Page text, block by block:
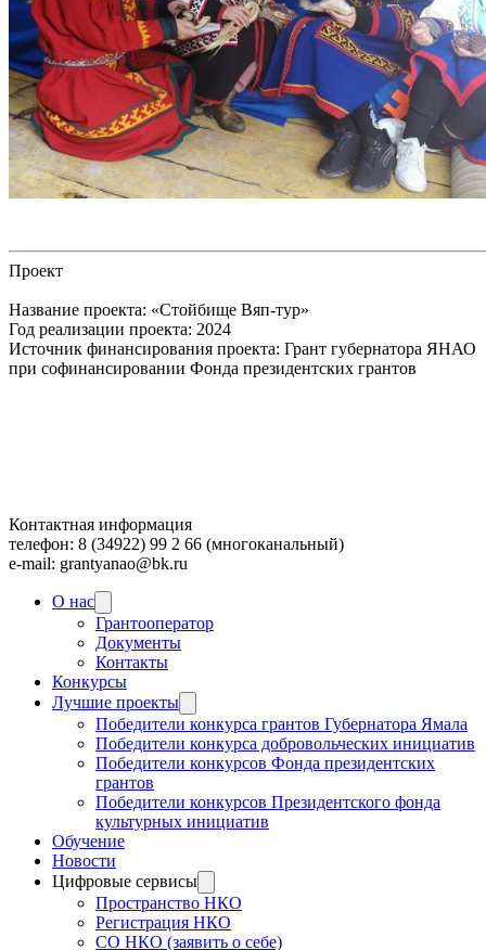
Проект
Название проекта: «Стойбище Вяп-тур»
Год реализации проекта: 2024
Источник финансирования проекта: Грант губернатора ЯНАО
при софинансировании Фонда президентских грантов
Контактная информация
телефон: 8 (34922) 99 2 66 (многоканальный)
e-mail: grantyanao@bk.ru
О нас
Грантооператор
Документы
Контакты
Конкурсы
Лучшие проекты
Победители конкурса грантов Губернатора Ямала
Победители конкурса добровольческих инициатив
Победители конкурсов Фонда президентских
грантов
Победители конкурсов Президентского фонда
культурных инициатив
Обучение
Новости
Цифровые сервисы
Пространство НКО
Регистрация НКО
СО НКО (заявить о себе)